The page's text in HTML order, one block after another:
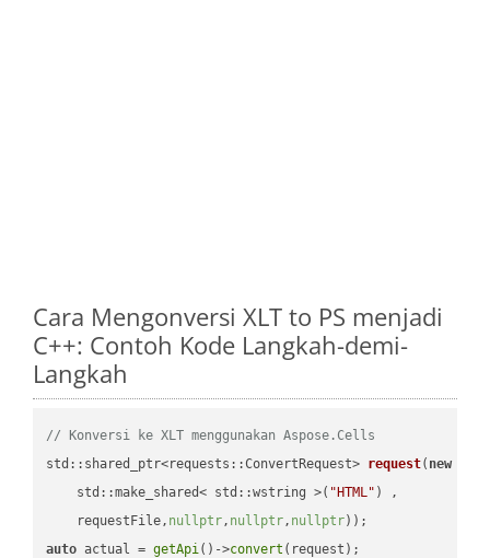
Cara Mengonversi XLT to PS menjadi
C++: Contoh Kode Langkah-demi-
Langkah
// Konversi ke XLT menggunakan Aspose.Cells
std::shared_ptr<requests::ConvertRequest> request( new
    std::make_shared< std::wstring >(
"HTML" ) ,
    requestFile,
nullptr, nullptr, nullptr))
auto actual = getApi()->convert